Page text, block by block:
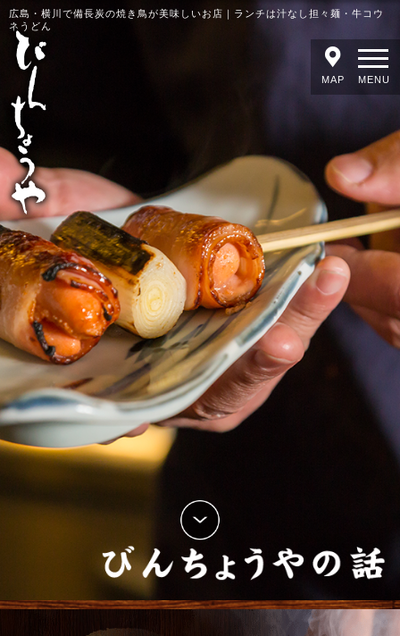
広島・横川で備長炭の焼き鳥が美味しいお店｜ランチは汁なし担々麺・牛コウ
ネうどん
MAP MENU